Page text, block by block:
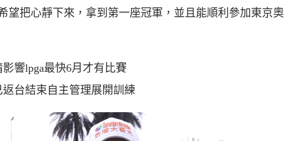
望把心靜下來，拿到第一座冠軍，並且能順利參加東京奧
影響lpga最快6月才有比賽
返台結束自主管理展開訓練